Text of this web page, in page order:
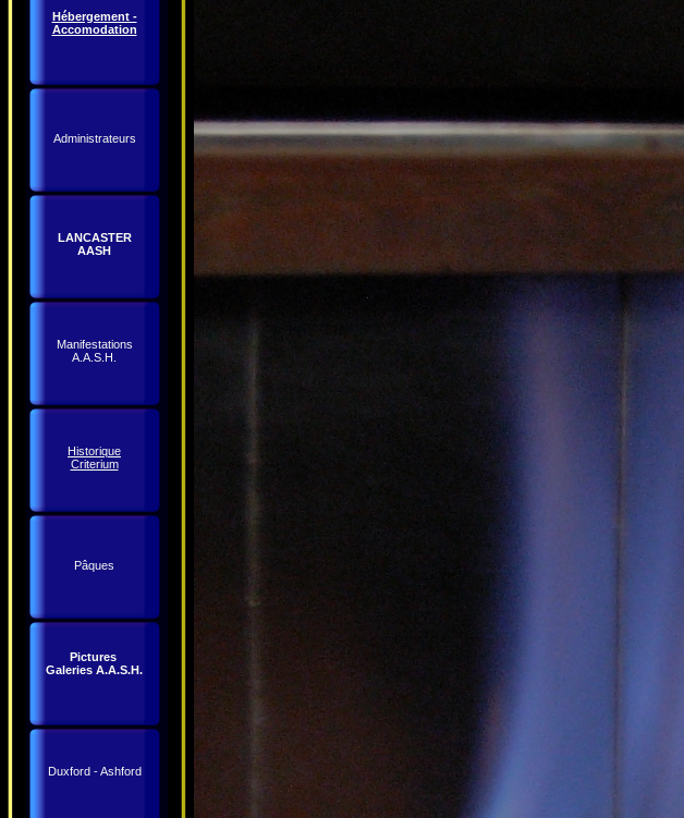
Hébergement -
Accomodation
Administrateurs
LANCASTER
AASH
Manifestations
A.A.S.H.
Historique
Criterium
Pâques
Pictures
Galeries A.A.S.H.
Duxford - Ashford